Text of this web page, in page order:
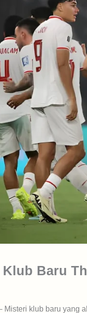
Baru
Misteri klub baru yang